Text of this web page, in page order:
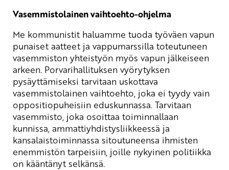
Vasemmistolainen vaihtoehto-ohjelma
Me kommunistit haluamme tuoda työväen vapun
punaiset aatteet ja vappumarssilla toteutuneen
vasemmiston yhteistyön myös vapun jälkeiseen
arkeen. Porvarihallituksen vyörytyksen
pysäyttämiseksi tarvitaan uskottava
vasemmistolainen vaihtoehto, joka ei tyydy vain
oppositiopuheisiin eduskunnassa. Tarvitaan
vasemmisto, joka osoittaa toiminnallaan
kunnissa, ammattiyhdistysliikkeessä ja
kansalaistoiminnassa sitoutuneensa ihmisten
enemmistön tarpeisiin, joille nykyinen politiikka
on kääntänyt selkänsä.